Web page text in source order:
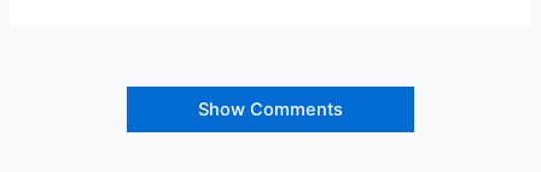
Show Comments